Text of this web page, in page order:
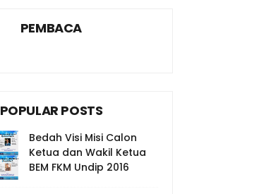
PEMBACA
POPULAR POSTS
Bedah Visi Misi Calon
Ketua dan Wakil Ketua
BEM FKM Undip 2016